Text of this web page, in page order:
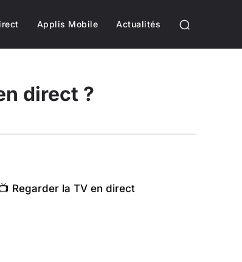
Applis Mobile Actualités
direct ?
📺 Regarder la TV en direct